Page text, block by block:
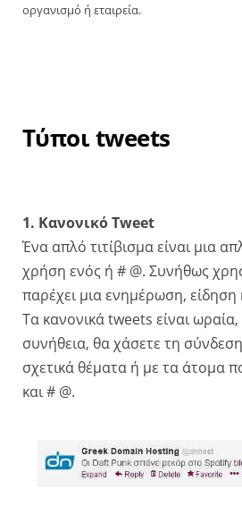
οργανισμό ή εταιρεία.
Τύποι tweets
1. Κανονικό Tweet
Ένα απλό τιτίβισμα είναι μια
χρήση ενός ή # @. Συνήθως
παρέχει μια ενημέρωση,
Τα κανονικά tweets είναι
συνήθεια, θα χάσετε τη
σχετικά θέματα ή με τα άτομα
και # @.